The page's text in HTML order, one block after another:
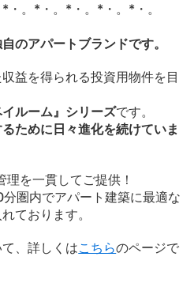
・。*・。*・。*・。*・。
のアパートブランドです。
益を得られる投資用物件を目
ルーム』シリーズです。
ために日々進化を続けていま
を一貫してご提供！
圏内でアパート建築に最適な
ております。
、詳しくはこちらのページで